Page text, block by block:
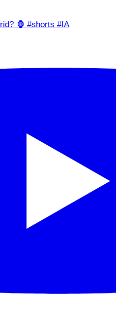
🦍 #shorts #IA